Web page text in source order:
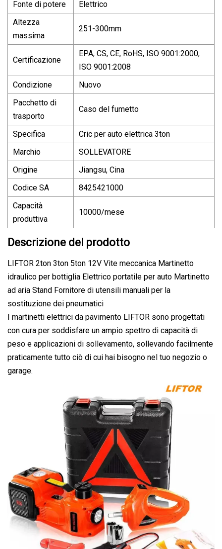
Fonte di potere
Elettrico
Altezza
massima
251-300mm
Certificazione
EPA, CS, CE, RoHS, ISO 9001:2000,
ISO 9001:2008
Condizione
Nuovo
Pacchetto di
trasporto
Caso del fumetto
Specifica
Cric per auto elettrica 3ton
Marchio
SOLLEVATORE
Origine
Jiangsu, Cina
Codice SA
8425421000
Capacità
produttiva
10000/mese
Descrizione del prodotto
LIFTOR 2ton 3ton 5ton 12V Vite meccanica Martinetto
idraulico per bottiglia Elettrico portatile per auto Martinetto
ad aria Stand Fornitore di utensili manuali per la
sostituzione dei pneumatici
I martinetti elettrici da pavimento LIFTOR sono progettati
con cura per soddisfare un ampio spettro di capacità di
peso e applicazioni di sollevamento, sollevando facilmente
praticamente tutto ciò di cui hai bisogno nel tuo negozio o
garage.